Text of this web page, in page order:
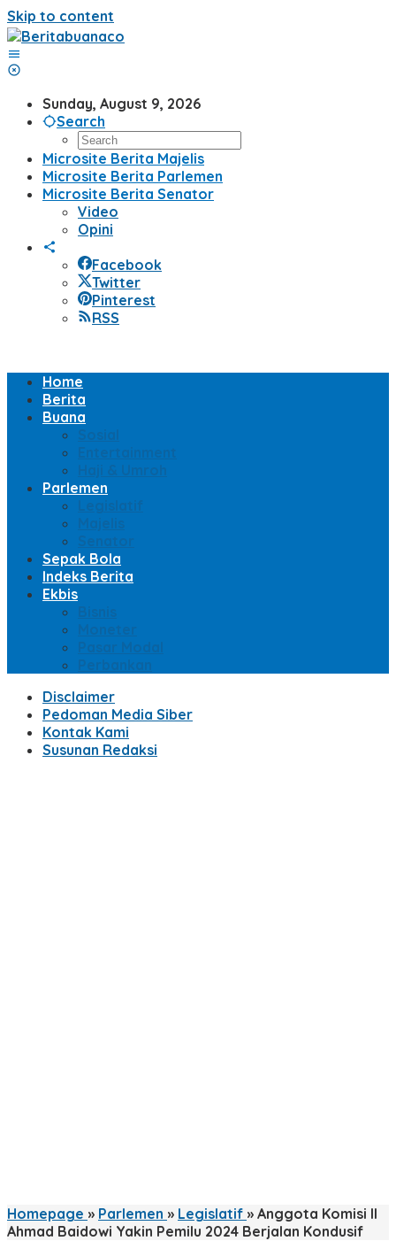
Skip to content
Sunday, August 9, 2026
Search
Microsite Berita Majelis
Microsite Berita Parlemen
Microsite Berita Senator
Video
Opini
Facebook
Twitter
Pinterest
RSS
Home
Berita
Buana
Sosial
Entertainment
Haji & Umroh
Parlemen
Legislatif
Majelis
Senator
Sepak Bola
Indeks Berita
Ekbis
Bisnis
Moneter
Pasar Modal
Perbankan
Disclaimer
Pedoman Media Siber
Kontak Kami
Susunan Redaksi
Homepage » Parlemen » Legislatif » Anggota Komisi II
Ahmad Baidowi Yakin Pemilu 2024 Berjalan Kondusif